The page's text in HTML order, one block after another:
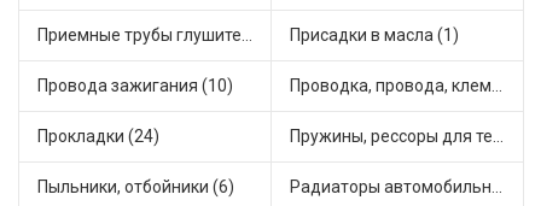
Приемные трубы глушителя (5) Присадки в масла (1)
Провода зажигания (10) Проводка, провода, клеммы и разъемы (20)
Прокладки (24) Пружины, рессоры для техники (29)
Пыльники, отбойники (6) Радиаторы автомобильные (15)